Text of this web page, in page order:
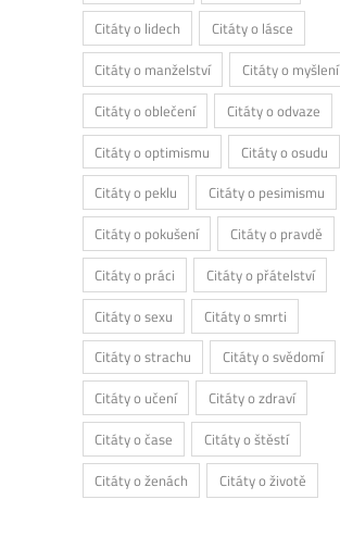
Citáty o lidech
Citáty o lásce
Citáty o manželství
Citáty o myšlení
Citáty o oblečení
Citáty o odvaze
Citáty o optimismu
Citáty o osudu
Citáty o peklu
Citáty o pesimismu
Citáty o pokušení
Citáty o pravdě
Citáty o práci
Citáty o přátelství
Citáty o sexu
Citáty o smrti
Citáty o strachu
Citáty o svědomí
Citáty o učení
Citáty o zdraví
Citáty o čase
Citáty o štěstí
Citáty o ženách
Citáty o životě